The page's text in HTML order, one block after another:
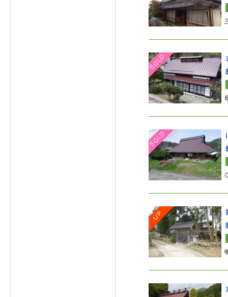
SOLD
SOLD
UP